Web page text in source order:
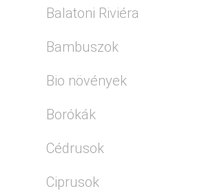
Balatoni Riviéra
Bambuszok
Bio növények
Borókák
Cédrusok
Ciprusok